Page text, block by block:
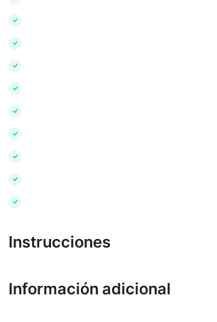
Instrucciones
Información adicional